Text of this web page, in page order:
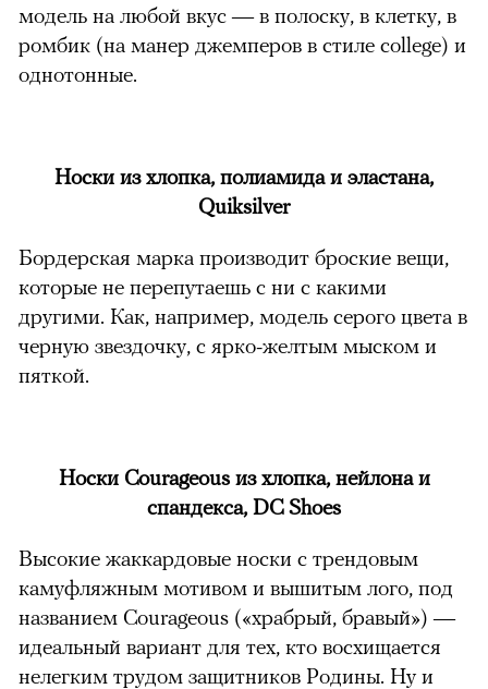
модель на любой вкус — в полоску, в клетку, в
ромбик (на манер джемперов в стиле college) и
однотонные.
Носки из хлопка, полиамида и эластана,
Quiksilver
Бордерская марка производит броские вещи,
которые не перепутаешь с ни с какими
другими. Как, например, модель серого цвета в
черную звездочку, с ярко-желтым мыском и
пяткой.
Носки Сourageous из хлопка, нейлона и
спандекса, DC Shoes
Высокие жаккардовые носки с трендовым
камуфляжным мотивом и вышитым лого, под
названием Courageous («храбрый, бравый») —
идеальный вариант для тех, кто восхищается
нелегким трудом защитников Родины. Ну и